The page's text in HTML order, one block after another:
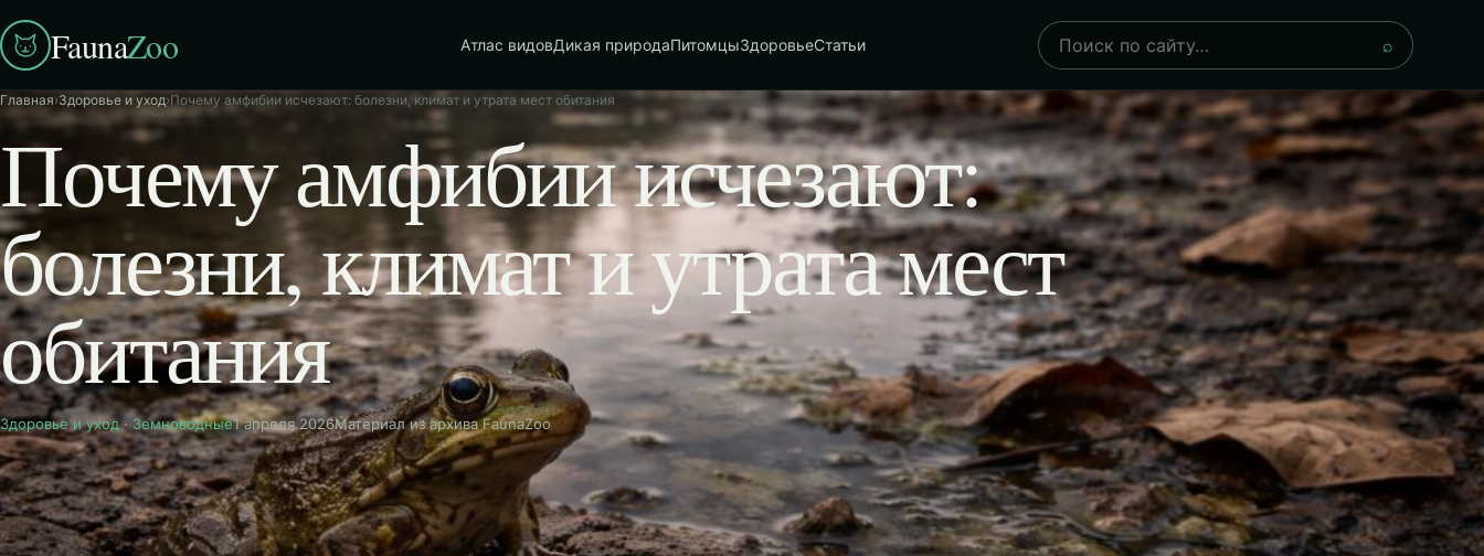
FaunaZoo Атлас видовДикая природаПитомцыЗдоровьеСтатьи
Поиск
⌕
Главная›Здоровье и уход›Почему амфибии исчезают: болезни, климат и утрата мест обитания
Почему амфибии исчезают:
болезни, климат и утрата мест
обитания
Здоровье и уход·Земноводные1 апреля 2026Материал из архива FaunaZoo